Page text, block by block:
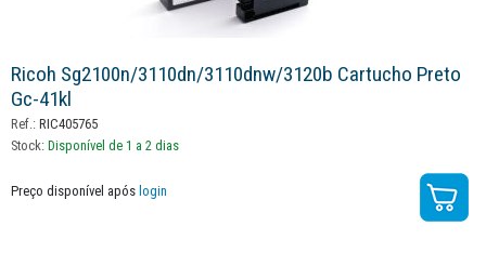
Ricoh Sg2100n/3110dn/3110dnw/3120b Cartucho Preto
Gc-41kl
Ref.: RIC405765
Stock: Disponível de 1 a 2 dias
Preço disponível após login